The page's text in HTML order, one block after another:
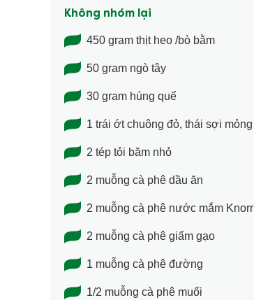
Không nhóm lại
450 gram thịt heo /bò bằm
50 gram ngò tây
30 gram húng quế
1 trái ớt chuông đỏ, thái sợi mỏng
2 tép tỏi băm nhỏ
2 muỗng cà phê dầu ăn
2 muỗng cà phê nước mắm Knorr
2 muỗng cà phê giấm gạo
1 muỗng cà phê đường
1/2 muỗng cà phê muối